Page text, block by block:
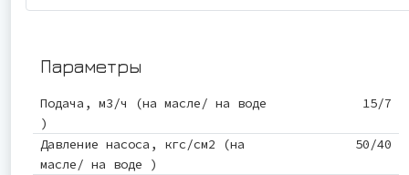
Параметры
Подача, м3/ч (на масле/ на воде
)
15/7
Давление насоса, кгс/см2 (на
масле/ на воде )
50/40